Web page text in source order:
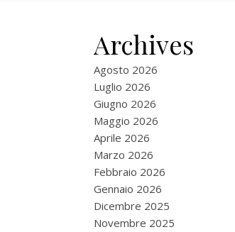
Archives
Agosto 2026
Luglio 2026
Giugno 2026
Maggio 2026
Aprile 2026
Marzo 2026
Febbraio 2026
Gennaio 2026
Dicembre 2025
Novembre 2025